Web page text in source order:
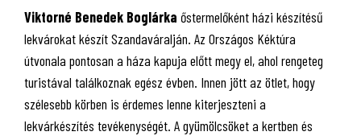
Viktorné Benedek Boglárka őstermelőként házi készítésű
lekvárokat készít Szandaváralján. Az Országos Kéktúra
útvonala pontosan a háza kapuja előtt megy el, ahol rengeteg
turistával találkoznak egész évben. Innen jött az ötlet, hogy
szélesebb körben is érdemes lenne kiterjeszteni a
lekvárkészítés tevékenységét. A gyümölcsöket a kertben és